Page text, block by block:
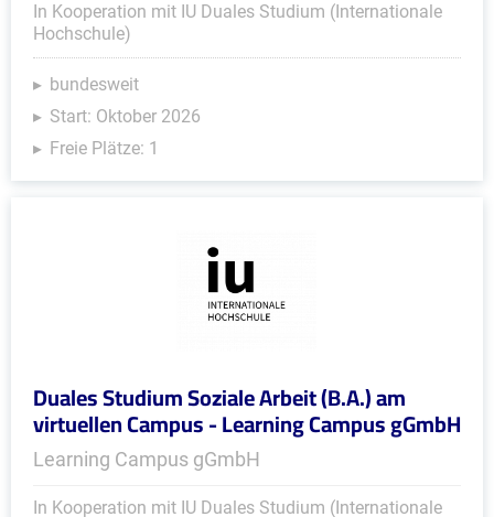
In Kooperation mit IU Duales Studium (Internationale
Hochschule)
bundesweit
Start: Oktober 2026
Freie Plätze: 1
Duales Studium Soziale Arbeit (B.A.) am
virtuellen Campus - Learning Campus gGmbH
Learning Campus gGmbH
In Kooperation mit IU Duales Studium (Internationale